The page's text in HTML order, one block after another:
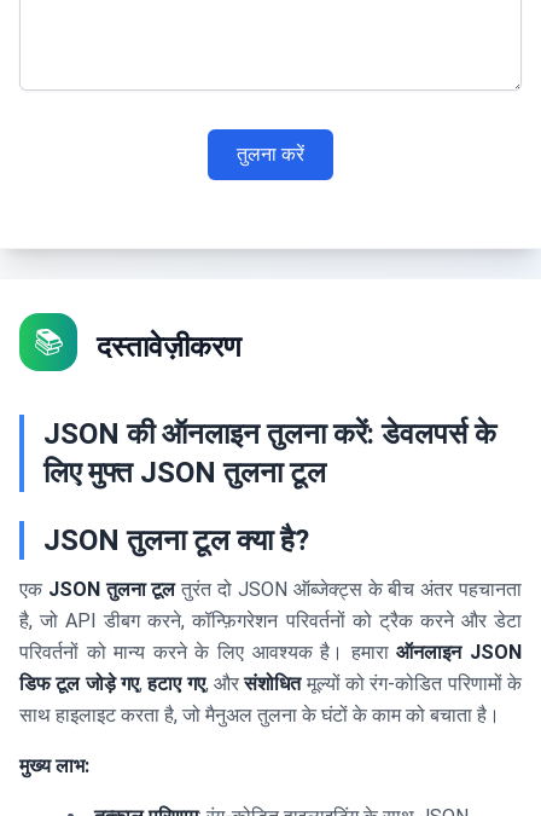
तुलना करें
📚 दस्तावेज़ीकरण
JSON की ऑनलाइन तुलना करें: डेवलपर्स के
लिए मुफ्त JSON तुलना टूल
JSON तुलना टूल क्या है?
एक JSON तुलना टूलतुरंत दो JSON ऑब्जेक्ट्स के बीच अंतर पहचानता
है, जो API डीबग करने, कॉन्फ़िगरेशन परिवर्तनों को ट्रैक करने और डेटा
परिवर्तनों को मान्य करने के लिए आवश्यक है। हमाराऑनलाइन JSON
डिफ टूल जोड़े गए,हटाए गए, औरसंशोधितमूल्यों को रंग-कोडित परिणामों के
साथ हाइलाइट करता है, जो मैनुअल तुलना के घंटों के काम को बचाता है।
मुख्य लाभ: